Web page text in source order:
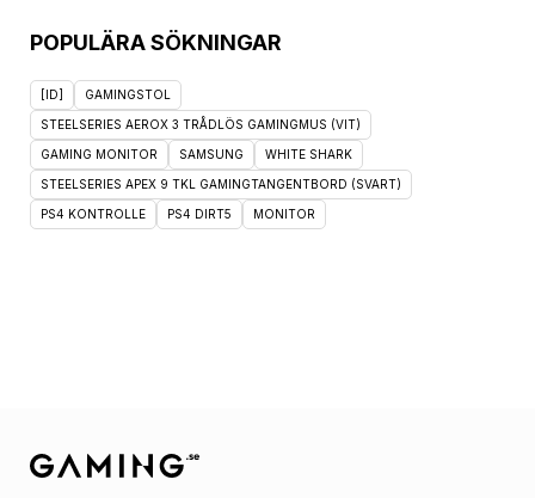
POPULÄRA SÖKNINGAR
[ID] GAMINGSTOL
STEELSERIES AEROX 3 TRÅDLÖS GAMINGMUS (VIT)
GAMING MONITOR SAMSUNG WHITE SHARK
STEELSERIES APEX 9 TKL GAMINGTANGENTBORD (SVART)
PS4 KONTROLLE PS4 DIRT5 MONITOR